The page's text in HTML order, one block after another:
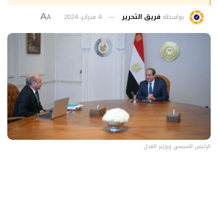
بواسطة فريق التحرير 4 فبراير، 2024 A
A
الرئيس السيسي ووزير العدل